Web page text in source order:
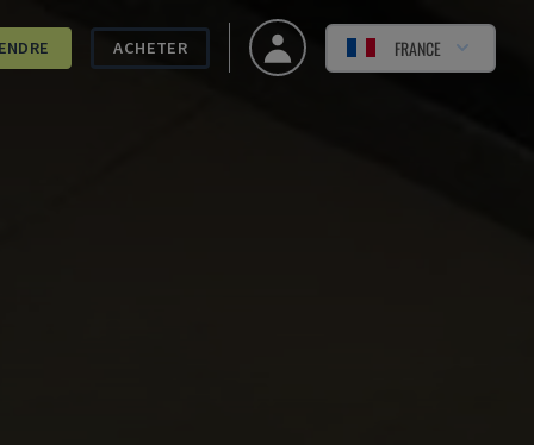
ACHETER FRANCE